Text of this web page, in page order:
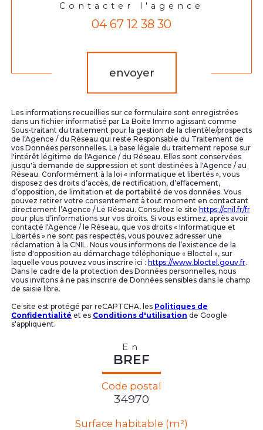
Contacter l'agence
04 67 12 38 30
envoyer
Les informations recueillies sur ce formulaire sont enregistrées
dans un fichier informatisé par La Boite Immo agissant comme
Sous-traitant du traitement pour la gestion de la clientèle/prospects
de l'Agence / du Réseau qui reste Responsable du Traitement de
vos Données personnelles. La base légale du traitement repose sur
l'intérêt légitime de l'Agence / du Réseau. Elles sont conservées
jusqu'à demande de suppression et sont destinées à l'Agence / au
Réseau. Conformément à la loi « informatique et libertés », vous
disposez des droits d’accès, de rectification, d’effacement,
d’opposition, de limitation et de portabilité de vos données. Vous
pouvez retirer votre consentement à tout moment en contactant
directement l’Agence / Le Réseau. Consultez le site https://cnil.fr/fr
pour plus d’informations sur vos droits. Si vous estimez, après avoir
contacté l'Agence / le Réseau, que vos droits « Informatique et
Libertés » ne sont pas respectés, vous pouvez adresser une
réclamation à la CNIL. Nous vous informons de l’existence de la
liste d'opposition au démarchage téléphonique « Bloctel », sur
laquelle vous pouvez vous inscrire ici : https://www.bloctel.gouv.fr.
Dans le cadre de la protection des Données personnelles, nous
vous invitons à ne pas inscrire de Données sensibles dans le champ
de saisie libre.
Ce site est protégé par reCAPTCHA, les Politiques de
Confidentialité et es Conditions d'utilisation de Google
s'appliquent.
En
BREF
Code postal
34970
Surface habitable (m²)